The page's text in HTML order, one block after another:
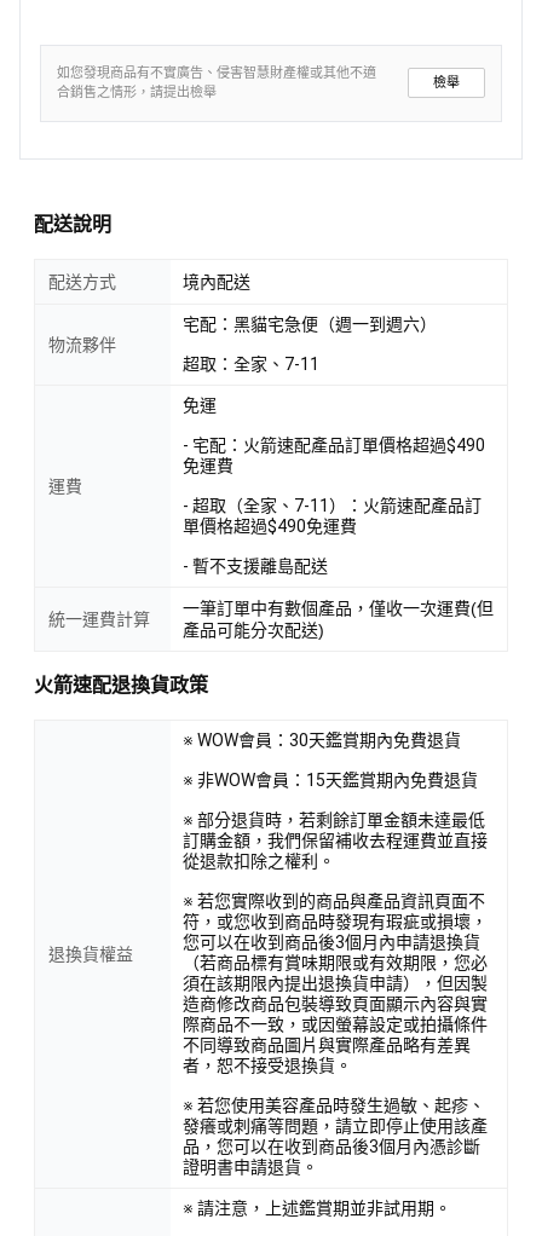
如您發現商品有不實廣告、侵害智慧財產權或其他不適
合銷售之情形，請提出檢舉
檢舉
配送說明
配送方式 境內配送
物流夥伴
宅配：黑貓宅急便（週一到週六）
超取：全家、7-11
運費
免運
- 宅配：火箭速配產品訂單價格超過$490
免運費
- 超取（全家、7-11）：火箭速配產品訂
單價格超過$490免運費
- 暫不支援離島配送
統一運費計算
一筆訂單中有數個產品，僅收一次運費(但
產品可能分次配送)
火箭速配退換貨政策
退換貨權益
※ WOW會員：30天鑑賞期內免費退貨
※ 非WOW會員：15天鑑賞期內免費退貨
※ 部分退貨時，若剩餘訂單金額未達最低
訂購金額，我們保留補收去程運費並直接
從退款扣除之權利。
※ 若您實際收到的商品與產品資訊頁面不
符，或您收到商品時發現有瑕疵或損壞，
您可以在收到商品後3個月內申請退換貨
（若商品標有賞味期限或有效期限，您必
須在該期限內提出退換貨申請），但因製
造商修改商品包裝導致頁面顯示內容與實
際商品不一致，或因螢幕設定或拍攝條件
不同導致商品圖片與實際產品略有差異
者，恕不接受退換貨。
※ 若您使用美容產品時發生過敏、起疹、
發癢或刺痛等問題，請立即停止使用該產
品，您可以在收到商品後3個月內憑診斷
證明書申請退貨。
※ 請注意，上述鑑賞期並非試用期。